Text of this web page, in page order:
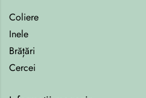
Coliere
Inele
Brățări
Cercei